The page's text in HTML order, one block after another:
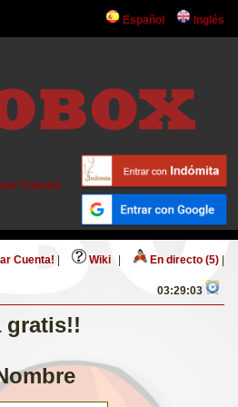
Español Inglés
Cuenta!
Cuenta! Wiki En directo (5)
03:29:03
gratis!!